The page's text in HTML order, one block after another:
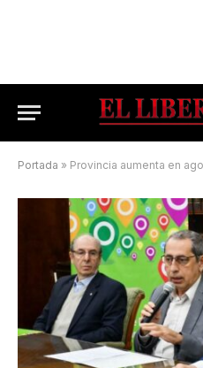
Portada » Provincia aumenta en